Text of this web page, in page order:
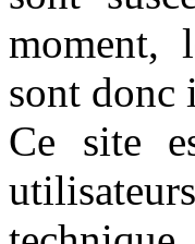
moment,
sont donc
Ce site